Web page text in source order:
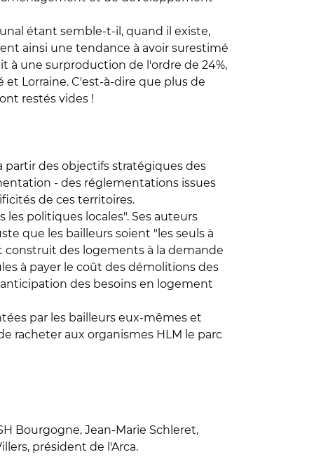
étant semble-t-il, quand il existe,
ainsi une tendance à avoir surestimé
à une surproduction de l'ordre de 24%,
Lorraine. C'est-à-dire que plus de
restés vides !
des objectifs stratégiques des
- des réglementations issues
de ces territoires.
politiques locales". Ses auteurs
que les bailleurs soient "les seuls à
construit des logements à la demande
à payer le coût des démolitions des
des besoins en logement
par les bailleurs eux-mêmes et
racheter aux organismes HLM le parc
Bourgogne, Jean-Marie Schleret,
président de l'Arca.